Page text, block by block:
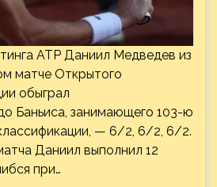
ATP Даниил Медведев из
матче Открытого
обыграл
Баньиса, занимающего 103-ю
— 6/2, 6/2, 6/2.
Даниил выполнил 12
при…